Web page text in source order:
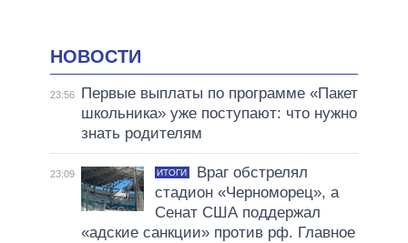
НОВОСТИ
23:56
Первые выплаты по программе «Пакет
школьника» уже поступают: что нужно
знать родителям
23:09 ИТОГИ
Враг обстрелял
стадион «Черноморец», а
Сенат США поддержал
«адские санкции» против рф. Главное